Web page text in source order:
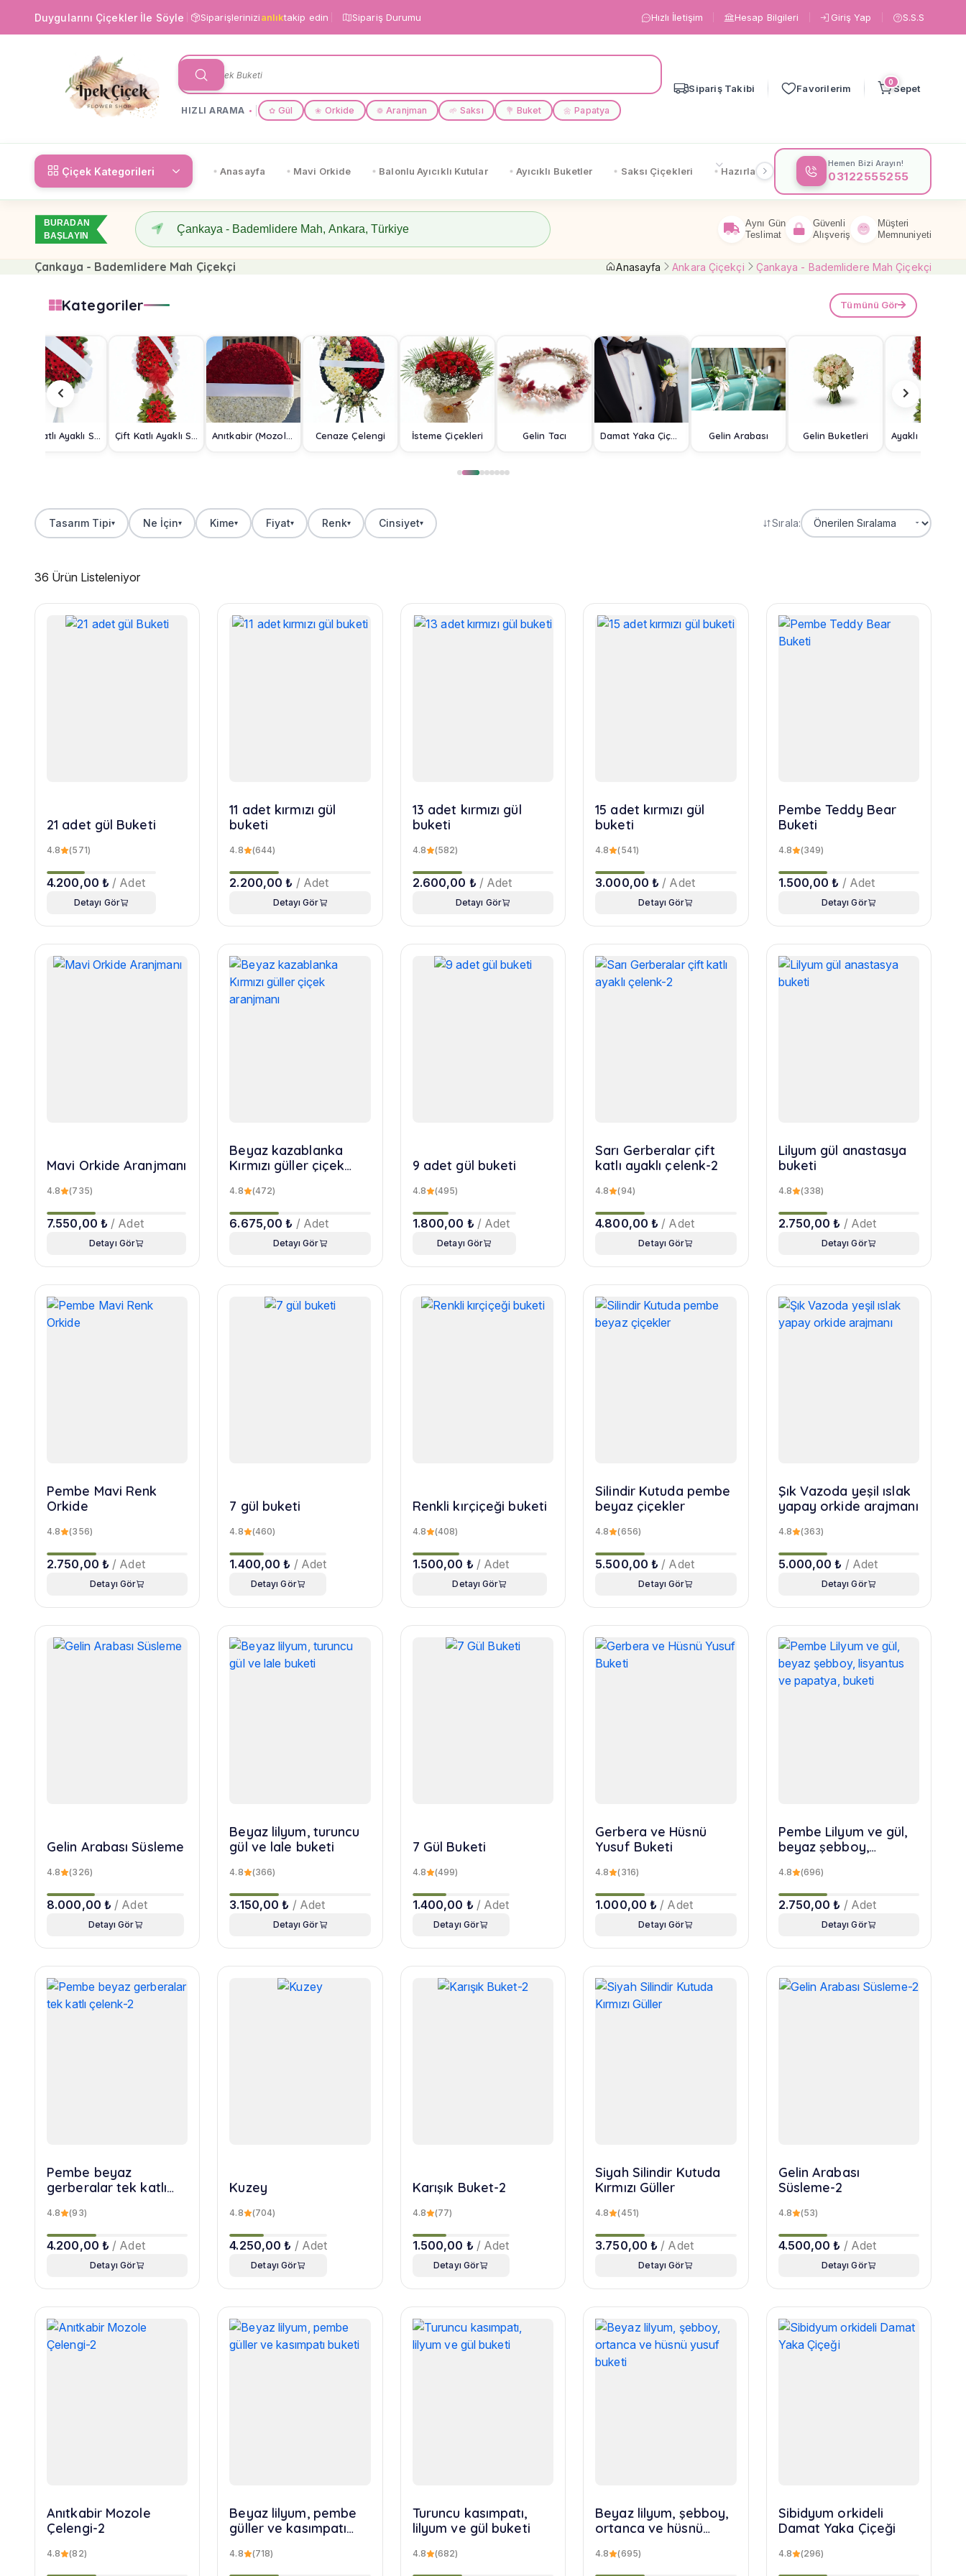
Duygularını Çiçekler İle Söyle Siparişlerinizianlıktakip edin Sipariş Durumu Hızlı İletişim Hesap Bilgileri Giriş Yap S.S.S
HIZLI ARAMA ✿ Gül ❀ Orkide ❁ Aranjman 🌱 Saksı 💐 Buket 🌼 Papatya
Sipariş Takibi Favorilerim
0
Sepet
Çiçek Kategorileri Anasayfa Mavi Orkide Balonlu Ayıcıklı Kutular Ayıcıklı Buketler Saksı Çiçekleri Hazırlanışa Göre Çiçeklere Göre
Hemen Bizi Arayın!
03122555255
BURADAN
BAŞLAYIN
Aynı Gün
Teslimat
Güvenli
Alışveriş
Müşteri
Memnuniyeti
Çankaya - Bademlidere Mah Çiçekçi Anasayfa Ankara Çiçekçi Çankaya - Bademlidere Mah Çiçekçi
Kategoriler Tümünü Gör
Tek Katlı Ayaklı Sepet Çift Katlı Ayaklı Sepet Anıtkabir (Mozole) Çelengi Cenaze Çelengi İsteme Çiçekleri Gelin Tacı Damat Yaka Çiçeği Gelin Arabası Gelin Buketleri
Tasarım Tipi▾ Ne İçin▾ Kime▾ Fiyat▾ Renk▾ Cinsiyet▾ Sırala:
36 Ürün Listeleniyor
21 adet gül Buketi
4.8 (571)
4.200,00 ₺ / Adet
Detayı Gör
11 adet kırmızı gül
buketi
4.8 (644)
2.200,00 ₺ / Adet
Detayı Gör
13 adet kırmızı gül
buketi
4.8 (582)
2.600,00 ₺ / Adet
Detayı Gör
15 adet kırmızı gül
buketi
4.8 (541)
3.000,00 ₺ / Adet
Detayı Gör
Pembe Teddy Bear
Buketi
4.8 (349)
1.500,00 ₺ / Adet
Detayı Gör
Mavi Orkide Aranjmanı
4.8 (735)
7.550,00 ₺ / Adet
Detayı Gör
Beyaz kazablanka
Kırmızı güller çiçek
4.8 (472)
6.675,00 ₺ / Adet
Detayı Gör
9 adet gül buketi
4.8 (495)
1.800,00 ₺ / Adet
Detayı Gör
Sarı Gerberalar çift
katlı ayaklı çelenk-2
4.8 (94)
4.800,00 ₺ / Adet
Detayı Gör
Lilyum gül anastasya
buketi
4.8 (338)
2.750,00 ₺ / Adet
Detayı Gör
Pembe Mavi Renk
Orkide
4.8 (356)
2.750,00 ₺ / Adet
Detayı Gör
7 gül buketi
4.8 (460)
1.400,00 ₺ / Adet
Detayı Gör
Renkli kırçiçeği buketi
4.8 (408)
1.500,00 ₺ / Adet
Detayı Gör
Silindir Kutuda pembe
beyaz çiçekler
4.8 (656)
5.500,00 ₺ / Adet
Detayı Gör
Şık Vazoda yeşil ıslak
yapay orkide arajmanı
4.8 (363)
5.000,00 ₺ / Adet
Detayı Gör
Gelin Arabası Süsleme
4.8 (326)
8.000,00 ₺ / Adet
Detayı Gör
Beyaz lilyum, turuncu
gül ve lale buketi
4.8 (366)
3.150,00 ₺ / Adet
Detayı Gör
7 Gül Buketi
4.8 (499)
1.400,00 ₺ / Adet
Detayı Gör
Gerbera ve Hüsnü
Yusuf Buketi
4.8 (316)
1.000,00 ₺ / Adet
Detayı Gör
Pembe Lilyum ve gül,
beyaz şebboy,
buketi
4.8 (696)
2.750,00 ₺ / Adet
Detayı Gör
Pembe beyaz
gerberalar tek katlı
4.8 (93)
4.200,00 ₺ / Adet
Detayı Gör
Kuzey
4.8 (704)
4.250,00 ₺ / Adet
Detayı Gör
Karışık Buket-2
4.8 (77)
1.500,00 ₺ / Adet
Detayı Gör
Siyah Silindir Kutuda
Kırmızı Güller
4.8 (451)
3.750,00 ₺ / Adet
Detayı Gör
Gelin Arabası
Süsleme-2
4.8 (53)
4.500,00 ₺ / Adet
Detayı Gör
Anıtkabir Mozole
Çelengi-2
4.8 (82)
Beyaz lilyum, pembe
güller ve kasımpatı
4.8 (718)
Turuncu kasımpatı,
lilyum ve gül buketi
4.8 (682)
Beyaz lilyum, şebboy,
ortanca ve hüsnü
4.8 (695)
Sibidyum orkideli
Damat Yaka Çiçeği
4.8 (296)